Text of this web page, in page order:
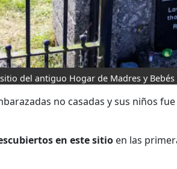
del antiguo Hogar de Madres y Bebés
no casadas y sus niños
en este sitio en las